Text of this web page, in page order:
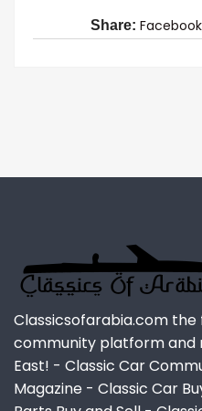
Share:
Classicsofarabia.com
community platform and
East! - Classic Car
Magazine - Classic Car